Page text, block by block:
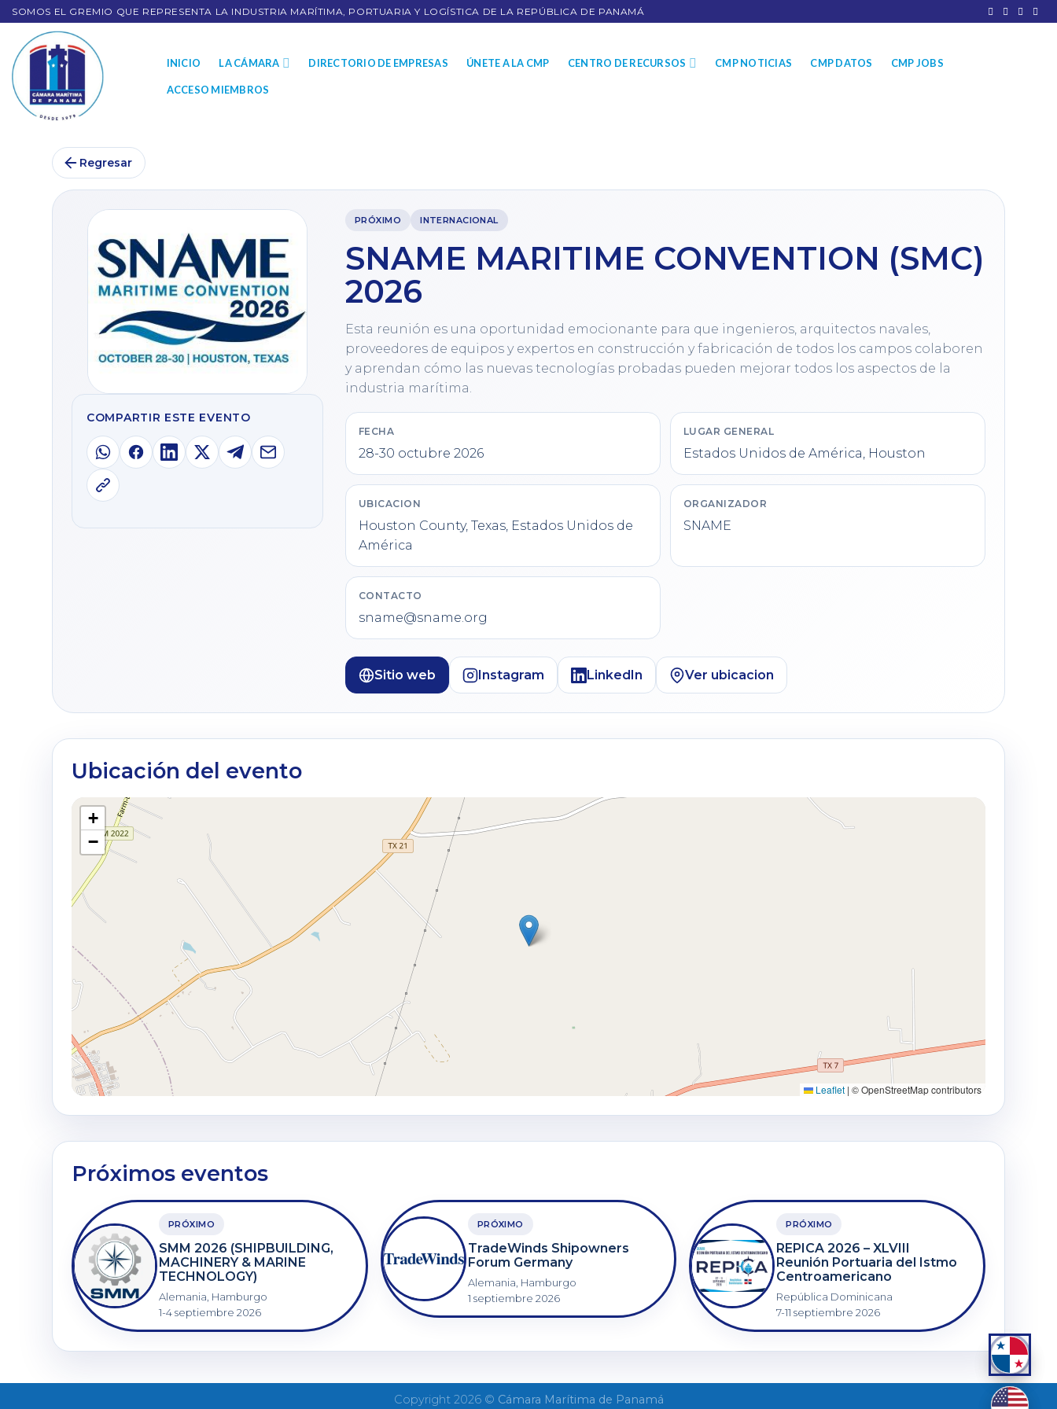
SOMOS EL GREMIO QUE REPRESENTA LA INDUSTRIA MARÍTIMA, PORTUARIA Y LOGÍSTICA DE LA REPÚBLICA DE PANAMÁ
INICIO LA CÁMARA DIRECTORIO DE EMPRESAS ÚNETE A LA CMP CENTRO DE RECURSOS CMP NOTICIAS CMP DATOS CMP JOBS
ACCESO MIEMBROS
Regresar
COMPARTIR ESTE EVENTO
PRÓXIMO INTERNACIONAL
SNAME MARITIME CONVENTION (SMC)
2026
Esta reunión es una oportunidad emocionante para que ingenieros, arquitectos navales,
proveedores de equipos y expertos en construcción y fabricación de todos los campos colaboren
y aprendan cómo las nuevas tecnologías probadas pueden mejorar todos los aspectos de la
industria marítima.
FECHA
28-30 octubre 2026
LUGAR GENERAL
Estados Unidos de América, Houston
UBICACION
Houston County, Texas, Estados Unidos de
América
ORGANIZADOR
SNAME
CONTACTO
sname@sname.org
Sitio web Instagram LinkedIn Ver ubicacion
Ubicación del evento
+
−
Leaflet | © OpenStreetMap contributors
Próximos eventos
PRÓXIMO
SMM 2026 (SHIPBUILDING,
MACHINERY & MARINE
TECHNOLOGY)
Alemania, Hamburgo
1-4 septiembre 2026
PRÓXIMO
TradeWinds Shipowners
Forum Germany
Alemania, Hamburgo
1 septiembre 2026
PRÓXIMO
REPICA 2026 – XLVIII
Reunión Portuaria del Istmo
Centroamericano
República Dominicana
7-11 septiembre 2026
Copyright 2026 © Cámara Marítima de Panamá